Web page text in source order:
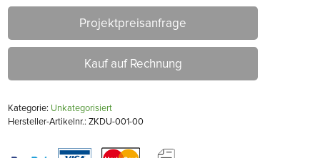
Projektpreisanfrage
Kauf auf Rechnung
Kategorie: Unkategorisiert
Hersteller-Artikelnr.: ZKDU-001-00